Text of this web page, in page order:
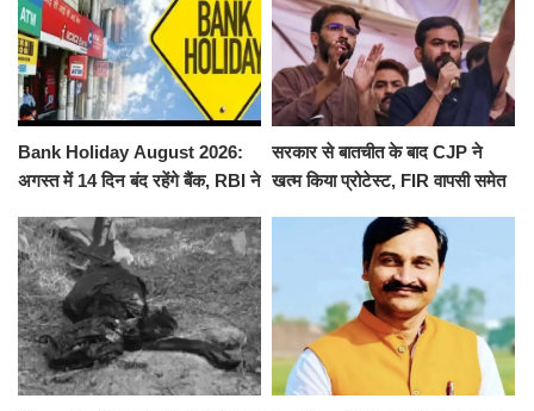
Bank Holiday August 2026:
अगस्त में 14 दिन बंद रहेंगे बैंक, RBI ने
सरकार से बातचीत के बाद CJP ने
खत्म किया प्रोटेस्ट, FIR वापसी समेत